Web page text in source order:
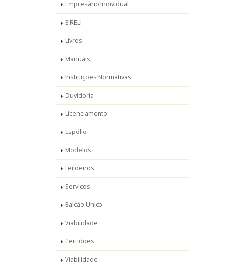
Empresário Individual
EIRELI
Livros
Manuais
Instruções Normativas
Ouvidoria
Licenciamento
Espólio
Modelos
Leiloeiros
Serviços
Balcâo Unico
Viabilidade
Certidões
Viabilidade